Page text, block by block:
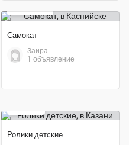
Самокат
Заира
1 объявление
Экономия 88%
Ролики детские